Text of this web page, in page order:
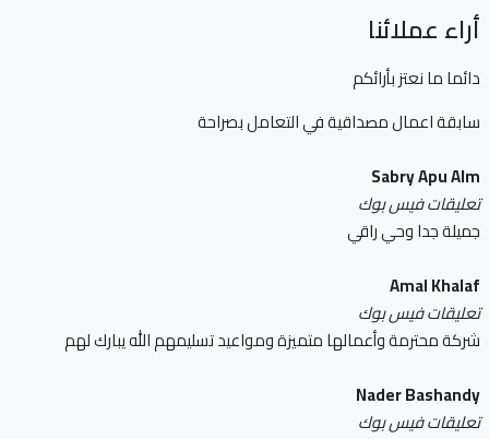
أراء عملائنا
دائما ما نعتز بأرائكم
سابقة اعمال مصداقية في التعامل بصراحة
Sabry Apu Alm
تعليقات فيس بوك
جميلة جدا وحي راقي
Amal Khalaf
تعليقات فيس بوك
شركة محترمة وأعمالها متميزة ومواعيد تسليمهم الله يبارك لهم
Nader Bashandy
تعليقات فيس بوك